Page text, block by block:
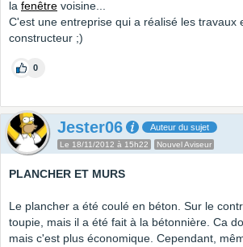
la fenêtre voisine...
C'est une entreprise qui a réalisé les travaux
constructeur ;)
0
Jester06 Auteur du sujet
Le 18/11/2012 à 15h22 Nouvel Aviseur
PLANCHER ET MURS
Le plancher a été coulé en béton. Sur le
toupie, mais il a été fait à la bétonnière. Ca
mais c'est plus économique. Cependant,